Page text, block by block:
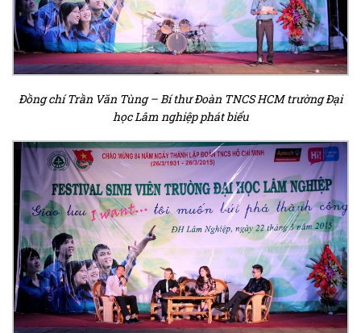
Đồng chí Trần Văn Tùng – Bí thư Đoàn TNCS HCM trường Đại
học Lâm nghiệp phát biểu